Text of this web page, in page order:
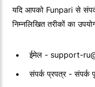
यदि आपको Funpari से
निम्नलिखित तरीकों का
ईमेल - support-
संपर्क प्रपत्र - संपर्क